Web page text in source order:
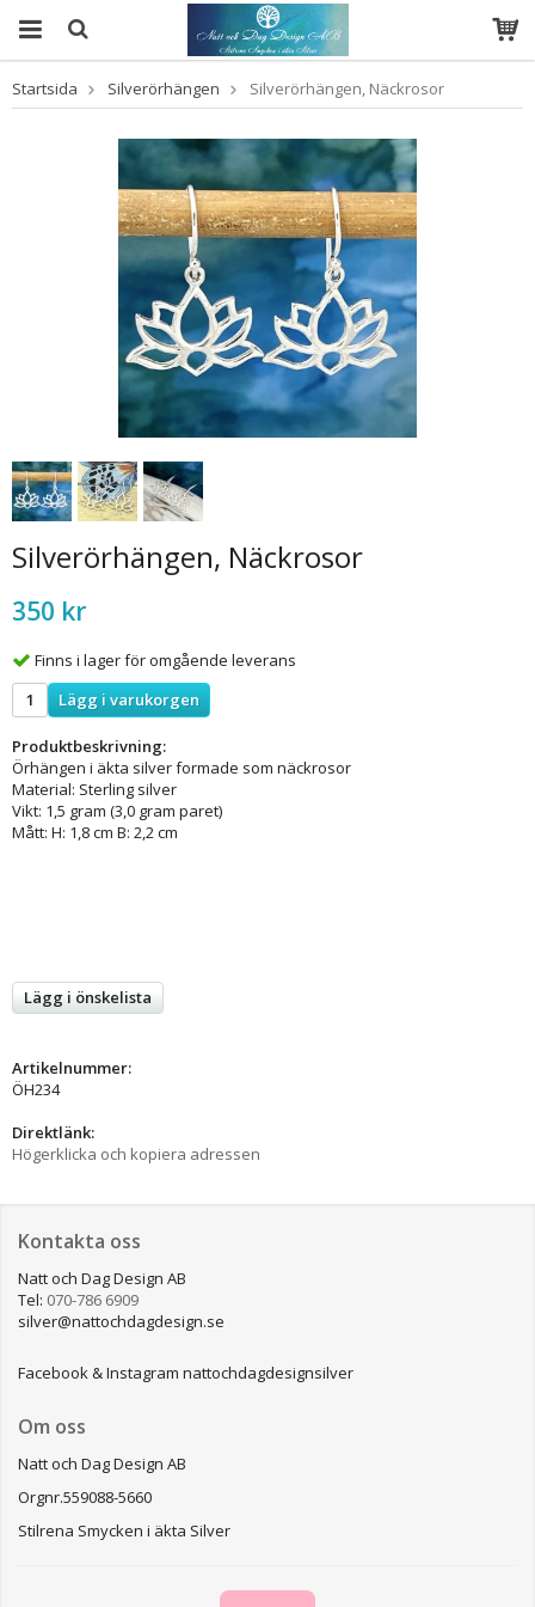
Startsida Silverörhängen Silverörhängen, Näckrosor
Silverörhängen, Näckrosor
350 kr
Finns i lager för omgående leverans
Lägg i varukorgen
Produktbeskrivning:
Örhängen i äkta silver formade som näckrosor
Material: Sterling silver
Vikt: 1,5 gram (3,0 gram paret)
Mått: H: 1,8 cm B: 2,2 cm
Lägg i önskelista
Artikelnummer:
ÖH234
Direktlänk:
Högerklicka och kopiera adressen
Kontakta oss
Natt och Dag Design AB
Tel: 070-786 6909
silver@nattochdagdesign.se
Facebook & Instagram nattochdagdesignsilver
Om oss
Natt och Dag Design AB
Orgnr.559088-5660
Stilrena Smycken i äkta Silver